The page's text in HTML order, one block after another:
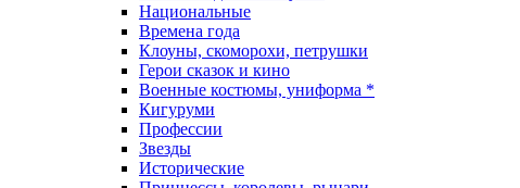
Национальные
Времена года
Клоуны, скоморохи, петрушки
Герои сказок и кино
Военные костюмы, униформа *
Кигуруми
Профессии
Звезды
Исторические